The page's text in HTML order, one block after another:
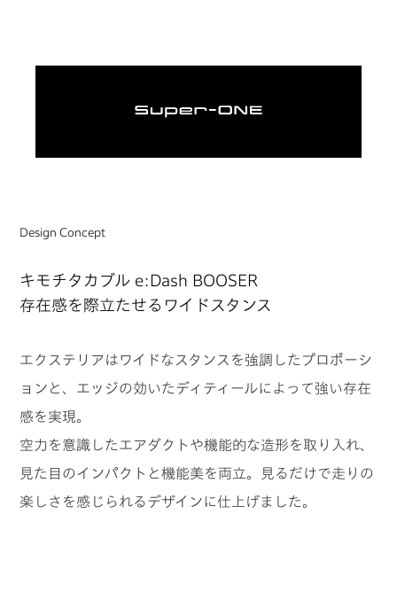
Design Concept
キモチタカブル e:Dash BOOSER
存在感を際立たせるワイドスタンス
エクステリアはワイドなスタンスを強調したプロポーシ
ョンと、エッジの効いたディティールによって強い存在
感を実現。
空力を意識したエアダクトや機能的な造形を取り入れ、
見た目のインパクトと機能美を両立。見るだけで走りの
楽しさを感じられるデザインに仕上げました。